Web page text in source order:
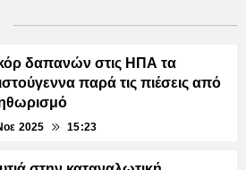
δαπανών στις ΗΠΑ τα
παρά τις πιέσεις από
2025 15:23